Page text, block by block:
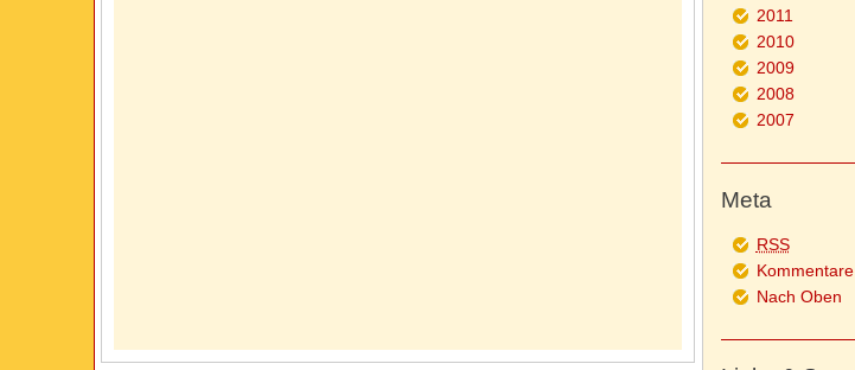
2011
2010
2009
2008
2007
Meta
RSS
Kommentare
Nach Oben